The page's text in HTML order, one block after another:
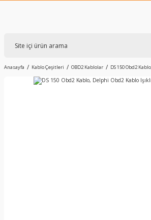
Anasayfa Kablo Çeşitleri OBD2 Kablolar DS 150 Obd2